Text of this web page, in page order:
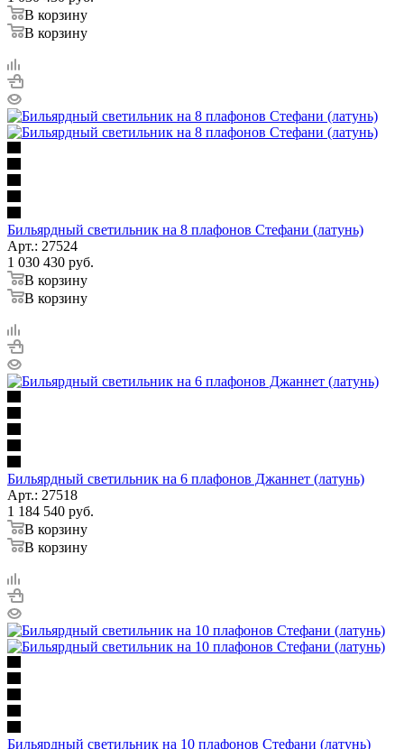
В корзину
В корзину
Бильярдный светильник на 8 плафонов Стефани (латунь)
Арт.: 27524
1 030 430 руб.
В корзину
В корзину
Бильярдный светильник на 6 плафонов Джаннет (латунь)
Арт.: 27518
1 184 540 руб.
В корзину
В корзину
Бильярдный светильник на 10 плафонов Стефани (латунь)